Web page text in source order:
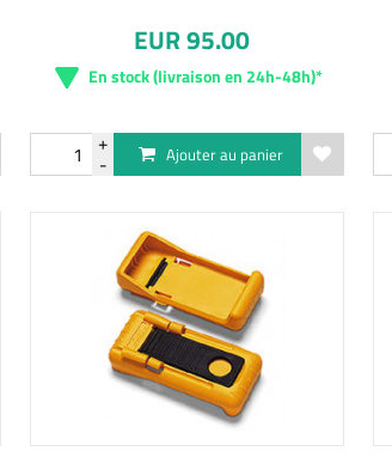
EUR 95.00
En stock (livraison en 24h-48h)*
Ajouter au panier